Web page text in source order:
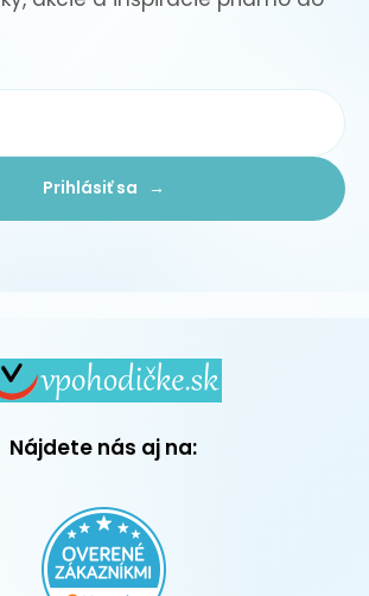
Prihlásiť sa →
Nájdete nás aj na: